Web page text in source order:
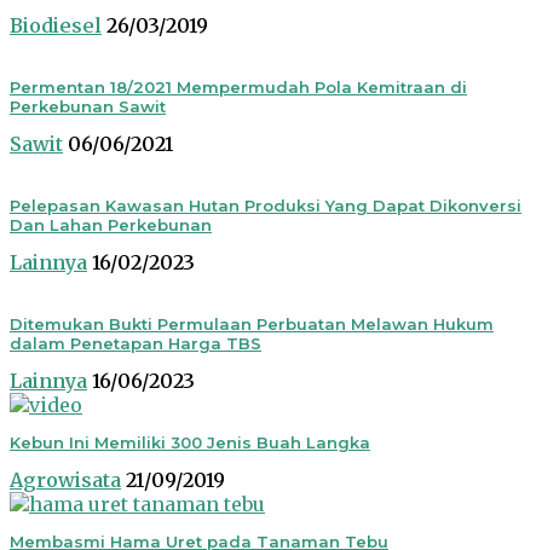
Biodiesel 26/03/2019
Permentan 18/2021 Mempermudah Pola Kemitraan di
Perkebunan Sawit
Sawit 06/06/2021
Pelepasan Kawasan Hutan Produksi Yang Dapat Dikonversi
Dan Lahan Perkebunan
Lainnya 16/02/2023
Ditemukan Bukti Permulaan Perbuatan Melawan Hukum
dalam Penetapan Harga TBS
Lainnya 16/06/2023
Kebun Ini Memiliki 300 Jenis Buah Langka
Agrowisata 21/09/2019
Membasmi Hama Uret pada Tanaman Tebu